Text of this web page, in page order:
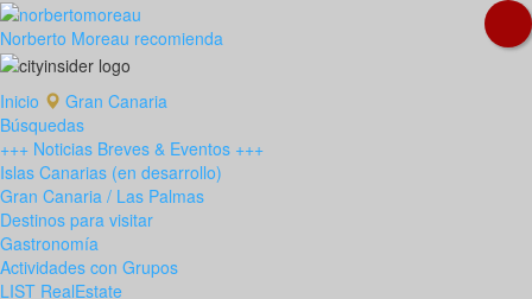
Norberto Moreau recomienda
Inicio
Gran Canaria
Búsquedas
+++ Noticias Breves & Eventos +++
Islas Canarias (en desarrollo)
Gran Canaria / Las Palmas
Destinos para visitar
Gastronomía
Actividades con Grupos
LIST RealEstate